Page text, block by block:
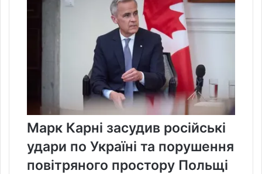
Марк Карні засудив російські
удари по Україні та порушення
повітряного простору Польщі